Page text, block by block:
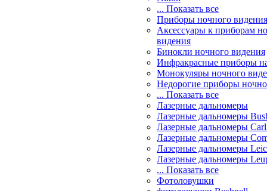
... Показать все
Приборы ночного видения
Аксессуары к приборам
видения
Бинокли ночного видения
Инфракрасные приборы
Монокуляры ночного
Недорогие приборы
... Показать все
Лазерные дальномеры
Лазерные дальномеры
Лазерные дальномеры
Лазерные дальномеры
Лазерные дальномеры
Лазерные дальномеры
... Показать все
Фотоловушки